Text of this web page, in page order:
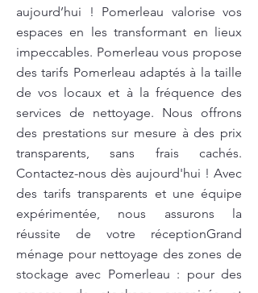
aujourd’hui ! Pomerleau valorise vos
espaces en les transformant en lieux
impeccables. Pomerleau vous propose
des tarifs Pomerleau adaptés à la taille
de vos locaux et à la fréquence des
services de nettoyage. Nous offrons
des prestations sur mesure à des prix
transparents, sans frais cachés.
Contactez-nous dès aujourd'hui ! Avec
des tarifs transparents et une équipe
expérimentée, nous assurons la
réussite de votre réceptionGrand
ménage pour nettoyage des zones de
stockage avec Pomerleau : pour des